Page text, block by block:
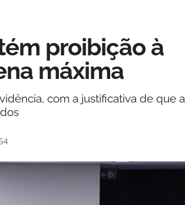
proibição à
máxima
com a justificativa de que a